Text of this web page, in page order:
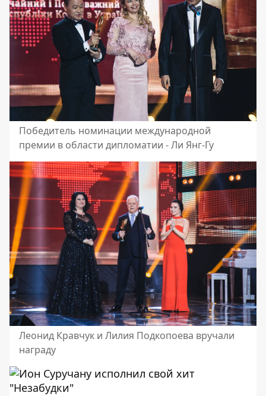
Победитель номинации международной
премии в области дипломатии - Ли Янг-Гу
Леонид Кравчук и Лилия Подкопоева вручали
награду